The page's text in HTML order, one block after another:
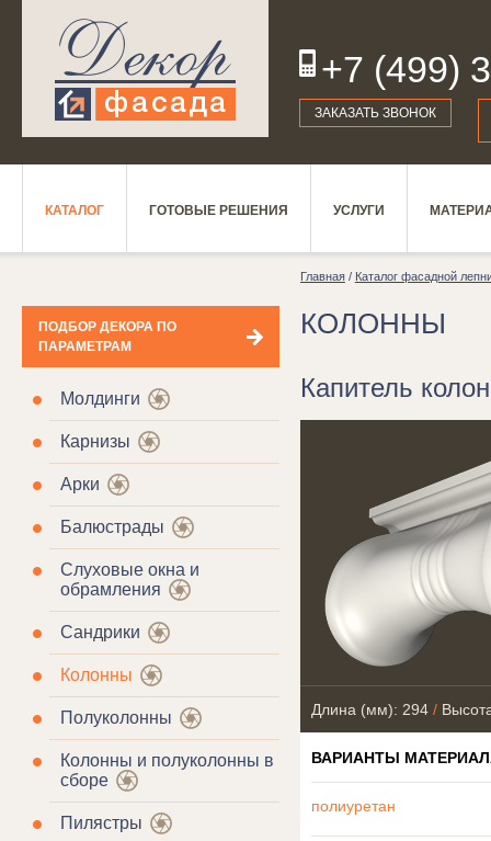
+7 (499)
19
ЗАКАЗАТЬ ЗВОНОК
КАТАЛОГ ГОТОВЫЕ РЕШЕНИЯ УСЛУГИ
ПОДБОР ДЕКОРА ПО
ПАРАМЕТРАМ
Молдинги
Карнизы
Арки
Балюстрады
Слуховые окна и
обрамления
Сандрики
Колонны
Полуколонны
Колонны и полуколонны в
сборе
Пилястры
Главная/ Каталог фасадной
КОЛОННЫ
Капитель
Длина (мм): 294/
ВАРИАНТЫ
полиуретан